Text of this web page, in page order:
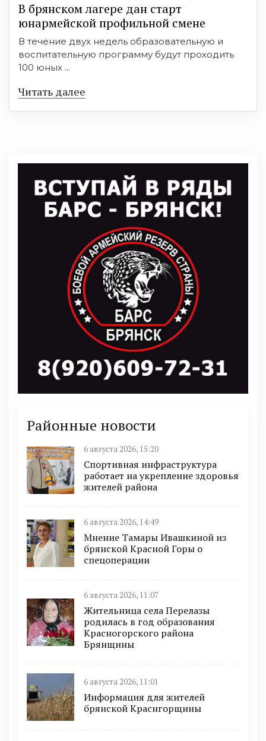
В брянском лагере дан старт
юнармейской профильной смене
В течение двух недель образовательную и
воспитательную программу будут проходить
100 юных ...
Читать далее
Районные новости
6 августа 2026, 15:20
Спортивная инфраструктура
работает на укрепление здоровья
жителей района
6 августа 2026, 14:49
Мнение Тамары Ивашкиной из
брянской Красной Горы о
спецоперации
6 августа 2026, 11:07
Жительница села Перелазы
родилась в год образования
Красногорского района
Брянщины
6 августа 2026, 11:01
Информация для жителей
брянской Краснгорщины